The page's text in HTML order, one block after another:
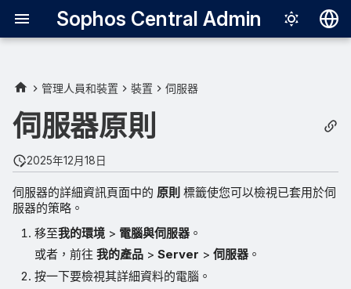
Sophos Central Admin
Italiano
日本語
管理人員和裝置 裝置 伺服器
伺服器原則
2025年12月18日
伺服器的詳細資訊頁面中的 原則 標籤使您可以檢視已套用於伺
服器的策略。
移至我的環境 > 電腦與伺服器 。
或者，前往我的產品 >Server >伺服器 。
按一下要檢視其詳細資料的電腦。